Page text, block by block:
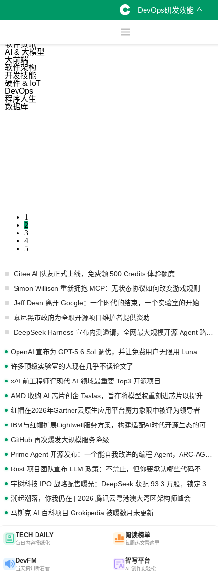
DevOps研发效能
软件资讯
AI & 大模型
大前端
软件架构
开发技能
硬件 & IoT
DevOps
程序人生
数据库
1
2
3
4
5
Gitee AI 队友正式上线，免费领 500 Credits 体验额度
Simon Willison 重新拥抱 MCP：无状态协议如何改变游戏规则
Jeff Dean 离开 Google：一个时代的结束，一个实验室的开始
慕尼黑市政府为全职开源项目维护者提供资助
OpenAI 宣布为 GPT-5.6 Sol 调优，并让免费用户无限用 Luna
许多顶级实验室的人现在几乎不读论文了
xAI 前工程师评现代 AI 领域最重要 Top3 开源项目
红帽在2026年Gartner云原生应用平台魔力象限中被评为领导者
GitHub 再次爆发大规模服务降级
潮起潮落，你我仍在 | 2026 腾讯云粤港澳大湾区架构师峰会
马斯克 AI 百科项目 Grokipedia 被曝数月未更新
TECH DAILY
每日内容报纸化
阅读榜单
每周热文看这里
DevFM
当天资讯听着看
智写平台
AI 创作更轻松